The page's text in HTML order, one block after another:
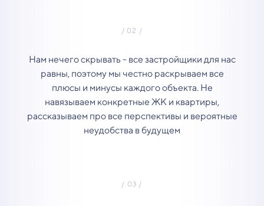
Нам нечего скрывать - все застройщики для нас
равны, поэтому мы честно раскрываем все
плюсы и минусы каждого объекта. Не
навязываем конкретные ЖК и квартиры,
рассказываем про все перспективы и вероятные
неудобства в будущем